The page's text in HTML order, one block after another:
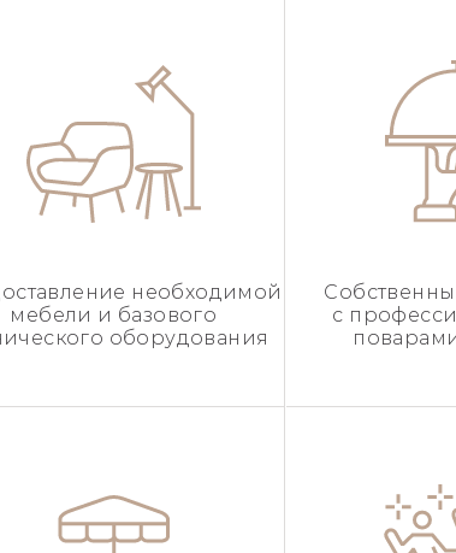
необходимой
мебели и базового
оборудования
с